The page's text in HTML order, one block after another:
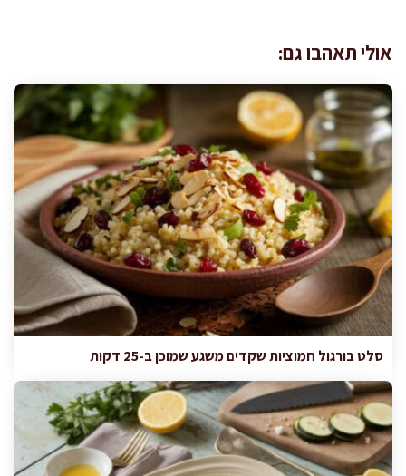
אולי תאהבו גם:
סלט בורגול חמוציות שקדים משגע שמוכן ב-25 דקות